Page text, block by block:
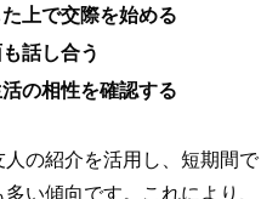
上で交際を始める
話し合う
の相性を確認する
の紹介を活用し、短期間で
い傾向です。これにより、